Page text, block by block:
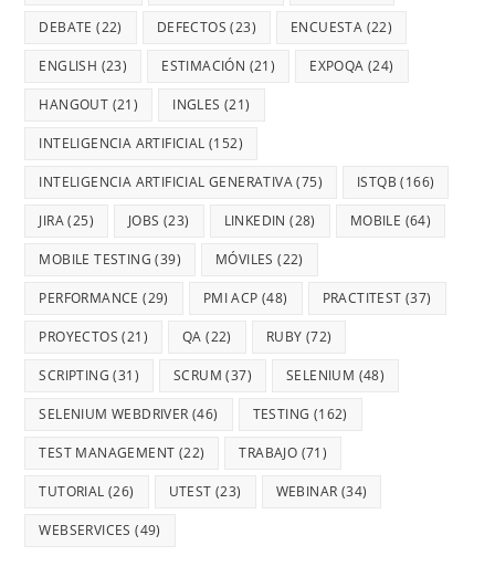
DEBATE (22) DEFECTOS (23) ENCUESTA (22)
ENGLISH (23) ESTIMACIÓN (21) EXPOQA (24)
HANGOUT (21) INGLES (21)
INTELIGENCIA ARTIFICIAL (152)
INTELIGENCIA ARTIFICIAL GENERATIVA(75) ISTQB (166)
JIRA(25) JOBS (23) LINKEDIN (28) MOBILE (64)
MOBILE TESTING (39) MÓVILES (22)
PERFORMANCE (29) PMI ACP (48) PRACTITEST (37)
PROYECTOS (21) QA (22) RUBY (72)
SCRIPTING (31) SCRUM (37) SELENIUM (48)
SELENIUM WEBDRIVER (46) TESTING (162)
TEST MANAGEMENT (22) TRABAJO (71)
TUTORIAL (26) UTEST (23) WEBINAR (34)
WEBSERVICES (49)